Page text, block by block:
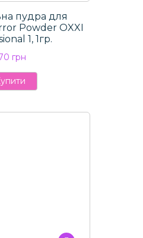
пудра для
Powder OXXI
1, 1гр.
грн